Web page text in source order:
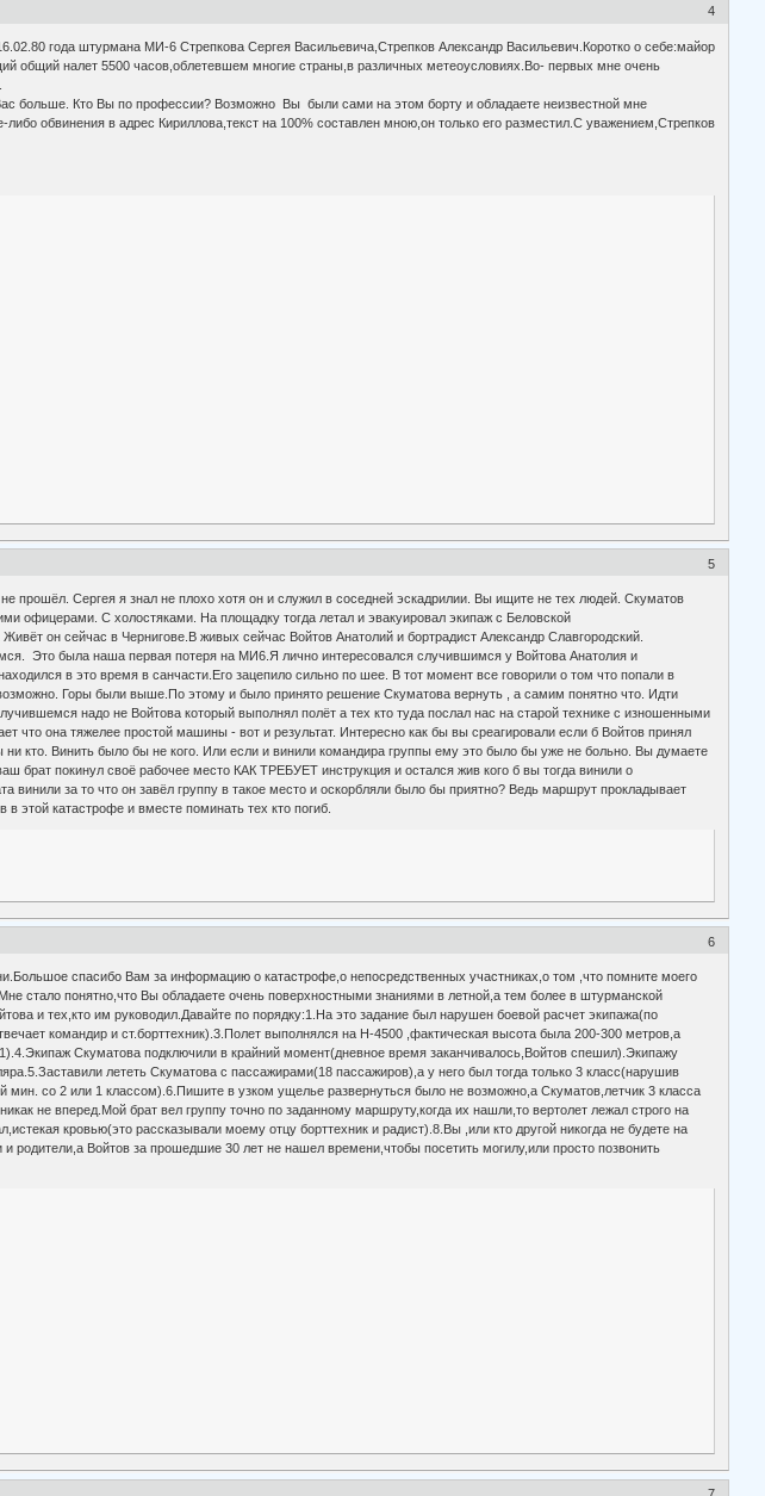
4
года штурмана МИ-6 Стрепкова Сергея Васильевича,Стрепков Александр Васильевич.Коротко о себе:майор
общий налет 5500 часов,облетевшем многие страны,в различных метеоусловиях.Во- первых мне очень
больше. Кто Вы по профессии? Возможно Вы были сами на этом борту и обладаете неизвестной мне
обвинения в адрес Кириллова,текст на 100% составлен мною,он только его разместил.С уважением,Стрепков
5
прошёл. Сергея я знал не плохо хотя он и служил в соседней эскадрилии. Вы ищите не тех людей. Скуматов
офицерами. С холостяками. На площадку тогда летал и эвакуировал экипаж с Беловской
он сейчас в Чернигове.В живых сейчас Войтов Анатолий и бортрадист Александр Славгородский.
Это была наша первая потеря на МИ6.Я лично интересовался случившимся у Войтова Анатолия и
в это время в санчасти.Его зацепило сильно по шее. В тот момент все говорили о том что попали в
Горы были выше.По этому и было принято решение Скуматова вернуть , а самим понятно что. Идти
надо не Войтова который выполнял полёт а тех кто туда послал нас на старой технике с изношенными
что она тяжелее простой машины - вот и результат. Интересно как бы вы среагировали если б Войтов принял
кто. Винить было бы не кого. Или если и винили командира группы ему это было бы уже не больно. Вы думаете
брат покинул своё рабочее место КАК ТРЕБУЕТ инструкция и остался жив кого б вы тогда винили о
за то что он завёл группу в такое место и оскорбляли было бы приятно? Ведь маршрут прокладывает
катастрофе и вместе поминать тех кто погиб.
6
спасибо Вам за информацию о катастрофе,о непосредственных участниках,о том ,что помните моего
стало понятно,что Вы обладаете очень поверхностными знаниями в летной,а тем более в штурманской
и тех,кто им руководил.Давайте по порядку:1.На это задание был нарушен боевой расчет экипажа(по
командир и ст.борттехник).3.Полет выполнялся на Н-4500 ,фактическая высота была 200-300 метров,а
Скуматова подключили в крайний момент(дневное время заканчивалось,Войтов спешил).Экипажу
лететь Скуматова с пассажирами(18 пассажиров),а у него был тогда только 3 класс(нарушив
со 2 или 1 классом).6.Пишите в узком ущелье развернуться было не возможно,а Скуматов,летчик 3 класса
не вперед.Мой брат вел группу точно по заданному маршруту,когда их нашли,то вертолет лежал строго на
кровью(это рассказывали моему отцу борттехник и радист).8.Вы ,или кто другой никогда не будете на
Войтов за прошедшие 30 лет не нашел времени,чтобы посетить могилу,или просто позвонить